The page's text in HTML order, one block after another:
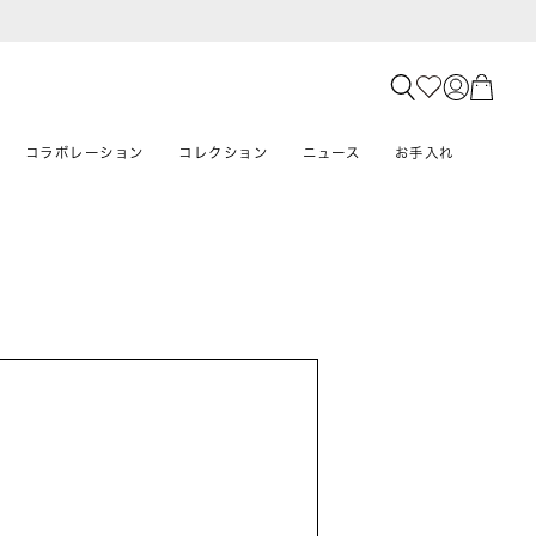
コラボレーション コレクション ニュース お手入れ